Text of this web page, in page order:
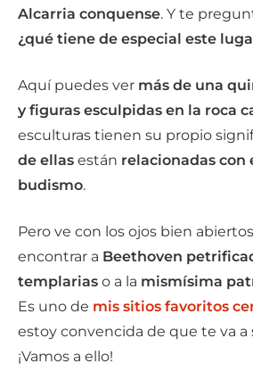
Alcarria conquense. Y te
¿qué tiene de especial este
Aquí puedes ver más de una
y figuras esculpidas en la roca
esculturas tienen su propio
de ellas están relacionadas con
budismo.
Pero ve con los ojos bien
encontrar a Beethoven
templarias o a la mismísima
Es uno de mis sitios favoritos
estoy convencida de que te va a
¡Vamos a ello!